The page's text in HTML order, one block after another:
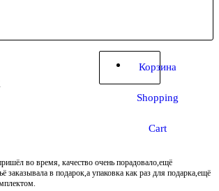
Корзина
Shopping
Cart
во время, качество очень порадовало,ещё
заказывала в подарок,а упаковка как раз для подарка,ещё